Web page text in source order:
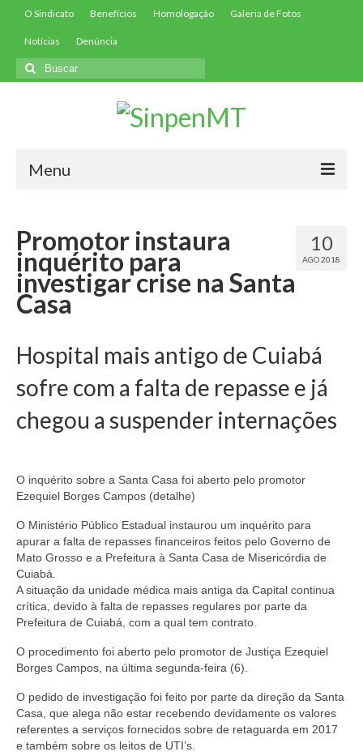
O Sindicato Benefícios Homologação Galeria de Fotos
Notícias Denúncia
Buscar
por:
Menu
Filie-se
Convenções
Contribuições
Contribuição Assistencial
Doc. Publicados
Notícias
10
AGO 2018
Promotor instaura
inquérito para
investigar crise na Santa
Casa
Hospital mais antigo de Cuiabá
sofre com a falta de repasse e já
chegou a suspender internações
O inquérito sobre a Santa Casa foi aberto pelo promotor
Ezequiel Borges Campos (detalhe)
O Ministério Público Estadual instaurou um inquérito para
apurar a falta de repasses financeiros feitos pelo Governo de
Mato Grosso e a Prefeitura à Santa Casa de Misericórdia de
Cuiabá.
A situação da unidade médica mais antiga da Capital continua
crítica, devido à falta de repasses regulares por parte da
Prefeitura de Cuiabá, com a qual tem contrato.
O procedimento foi aberto pelo promotor de Justiça Ezequiel
Borges Campos, na última segunda-feira (6).
O pedido de investigação foi feito por parte da direção da Santa
Casa, que alega não estar recebendo devidamente os valores
referentes a serviços fornecidos sobre de retaguarda em 2017
e também sobre os leitos de UTI’s.